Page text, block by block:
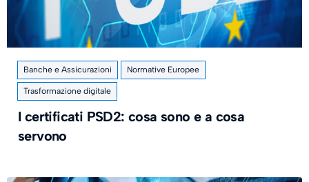
Banche e Assicurazioni Normative Europee
Trasformazione digitale
I certificati PSD2: cosa sono e a cosa
servono